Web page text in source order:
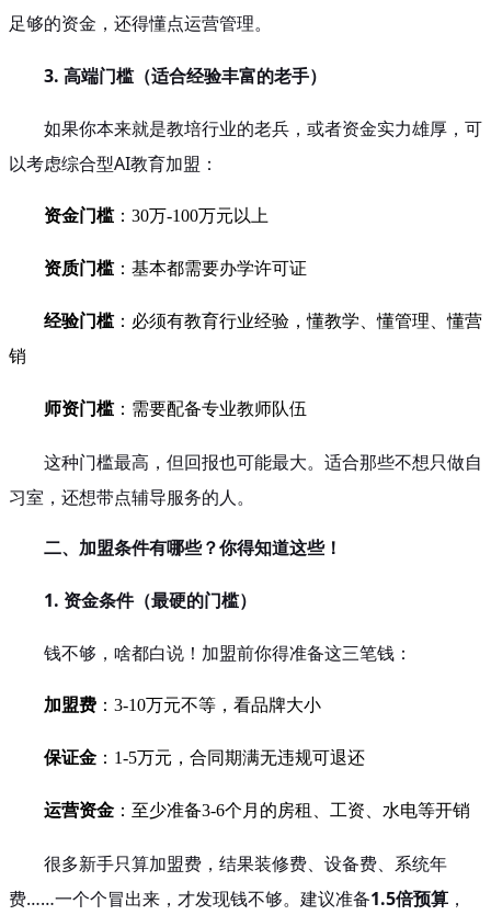
足够的资金，还得懂点运营管理。
3. 高端门槛（适合经验丰富的老手）
如果你本来就是教培行业的老兵，或者资金实力雄厚，可
以考虑综合型AI教育加盟：
资金门槛：30万-100万元以上
资质门槛：基本都需要办学许可证
经验门槛：必须有教育行业经验，懂教学、懂管理、懂营
销
师资门槛：需要配备专业教师队伍
这种门槛最高，但回报也可能最大。适合那些不想只做自
习室，还想带点辅导服务的人。
二、加盟条件有哪些？你得知道这些！
1. 资金条件（最硬的门槛）
钱不够，啥都白说！加盟前你得准备这三笔钱：
加盟费 ：3-10万元不等，看品牌大小
保证金 ：1-5万元，合同期满无违规可退还
运营资金 ：至少准备3-6个月的房租、工资、水电等开销
很多新手只算加盟费，结果装修费、设备费、系统年
费……一个个冒出来，才发现钱不够。建议准备1.5倍预算 ，